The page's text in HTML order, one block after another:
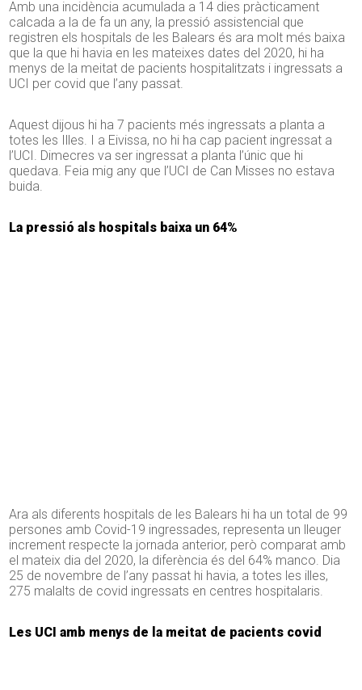
Amb una incidència acumulada a 14 dies pràcticament
calcada a la de fa un any, la pressió assistencial que
registren els hospitals de les Balears és ara molt més baixa
que la que hi havia en les mateixes dates del 2020, hi ha
menys de la meitat de pacients hospitalitzats i ingressats a
UCI per covid que l’any passat.
Aquest dijous hi ha 7 pacients més ingressats a planta a
totes les Illes. I a Eivissa, no hi ha cap pacient ingressat a
l’UCI. Dimecres va ser ingressat a planta l’únic que hi
quedava. Feia mig any que l’UCI de Can Misses no estava
buida.
La pressió als hospitals baixa un 64%
Ara als diferents hospitals de les Balears hi ha un total de 99
persones amb Covid-19 ingressades, representa un lleuger
increment respecte la jornada anterior, però comparat amb
el mateix dia del 2020, la diferència és del 64% manco. Dia
25 de novembre de l’any passat hi havia, a totes les illes,
275 malalts de covid ingressats en centres hospitalaris.
Les UCI amb menys de la meitat de pacients covid